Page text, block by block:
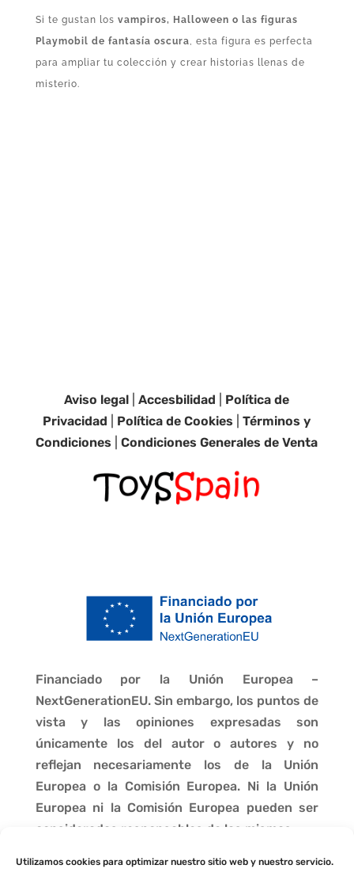
Utilizamos cookies para optimizar nuestro sitio web y nuestro servicio.
Si te gustan los vampiros, Halloween o las figuras
Playmobil de fantasía oscura , esta figura es perfecta
para ampliar tu colección y crear historias llenas de
misterio.
Aviso legal |Accesbilidad
Política de
Privacidad
Política de Cookies |Términos y
Condiciones |Condiciones Generales de Venta
Financiado por la Unión Europea –
NextGenerationEU. Sin embargo, los puntos de
vista y las opiniones expresadas son
únicamente los del autor o autores y no
reflejan necesariamente los de la Unión
Europea o la Comisión Europea. Ni la Unión
Europea ni la Comisión Europea pueden ser
consideradas responsables de las mismas.